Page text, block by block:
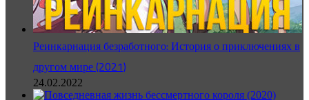
Реинкарнация безработного: История о приключениях в
другом мире (2021)
24.02.2022